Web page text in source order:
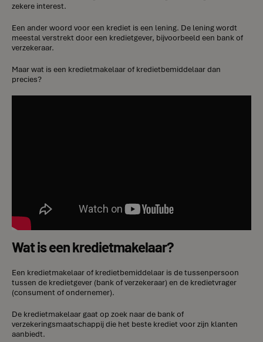
zekere interest.
Een ander woord voor een krediet is een lening. De lening wordt
meestal verstrekt door een kredietgever, bijvoorbeeld een bank of
verzekeraar.
Maar wat is een kredietmakelaar of kredietbemiddelaar dan
precies?
Wat is een kredietmakelaar?
Een kredietmakelaar of kredietbemiddelaar is de tussenpersoon
tussen de kredietgever (bank of verzekeraar) en de kredietvrager
(consument of ondernemer).
De kredietmakelaar gaat op zoek naar de bank of
verzekeringsmaatschappij die het beste krediet voor zijn klanten
aanbiedt.